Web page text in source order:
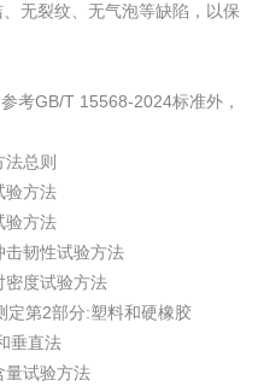
无裂纹、无气泡等缺陷，以保
考GB/T 15568-2024标准外，
总则
验方法
验方法
韧性试验方法
密度试验方法
定第2部分:塑料和硬橡胶
垂直法
量试验方法
炭
微生物菌剂检测
钾肥检测
测